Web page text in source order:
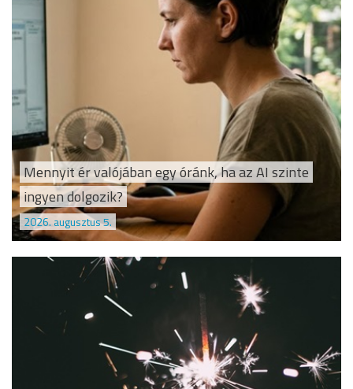
Mennyit ér valójában egy óránk, ha az AI szinte
ingyen dolgozik?
2026. augusztus 5.